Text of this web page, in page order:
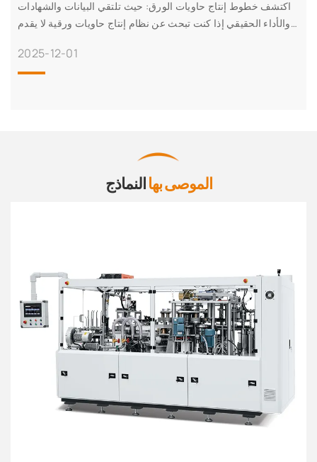
اكتشف خطوط إنتاج حاويات الورق: حيث تلتقي البيانات والشهادات
والأداء الحقيقي إذا كنت تبحث عن نظام إنتاج حاويات ورقية لا يقدم
2025-12-01
الموصى بهاالنماذج